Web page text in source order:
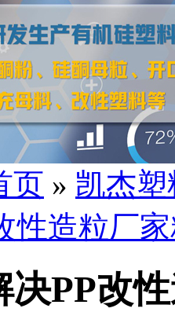
页 » 凯杰
性造粒厂
决PP改